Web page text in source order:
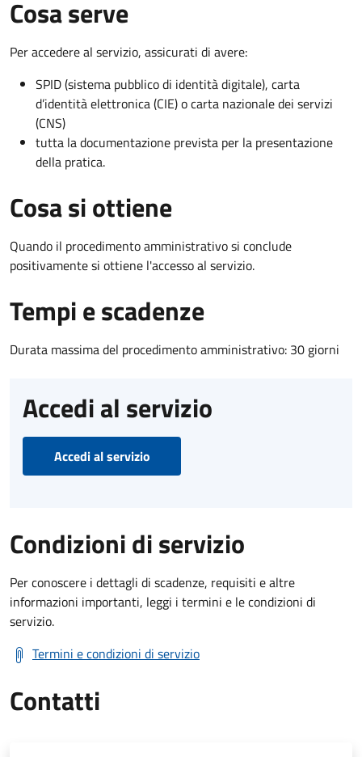
Cosa serve
Per accedere al servizio, assicurati di avere:
SPID (sistema pubblico di identità digitale), carta
d’identità elettronica (CIE) o carta nazionale dei servizi
(CNS)
tutta la documentazione prevista per la presentazione
della pratica.
Cosa si ottiene
Quando il procedimento amministrativo si conclude
positivamente si ottiene l'accesso al servizio.
Tempi e scadenze
Durata massima del procedimento amministrativo: 30 giorni
Accedi al servizio
Accedi al servizio
Condizioni di servizio
Per conoscere i dettagli di scadenze, requisiti e altre
informazioni importanti, leggi i termini e le condizioni di
servizio.
Termini e condizioni di servizio
Contatti